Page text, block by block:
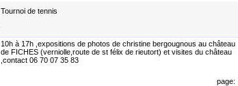
Tournoi de tennis
10h à 17h ,expositions de photos de christine bergougnous au château
de FICHES (verniolle,route de st félix de rieutort) et visites du château
,contact 06 70 07 35 83
page: